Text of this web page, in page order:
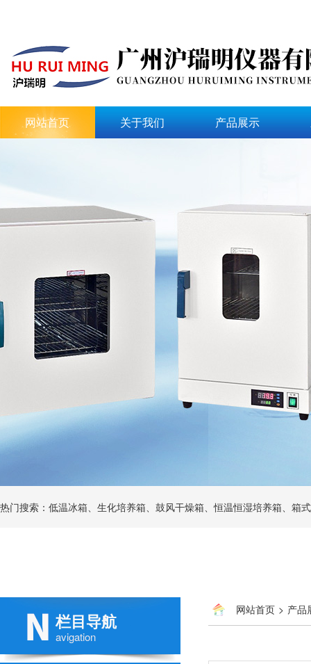
网站首页 关于我们 产品展示
热门搜索：低温冰箱、生化培养箱、鼓风干燥箱、恒温恒湿培养箱、箱
栏目导航
avigation
网站首页 > 产品